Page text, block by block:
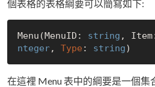
個表格的表格綱要可以簡寫如下:
Menu(MenuID: string ,
nteger, Type : string
在這裡 Menu 表中的綱要是一個集